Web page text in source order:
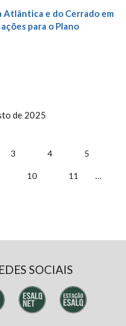
e do Cerrado em
para o Plano
de 2025
3 4 5
10 11 …
SOCIAIS